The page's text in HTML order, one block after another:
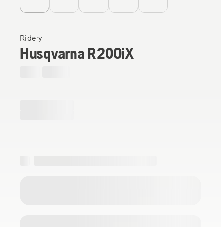
Ridery
Husqvarna R 200iX